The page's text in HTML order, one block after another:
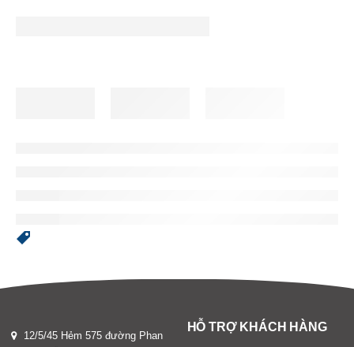
12/5/45 Hẻm 575 đường Phan
HỖ TRỢ KHÁCH HÀNG